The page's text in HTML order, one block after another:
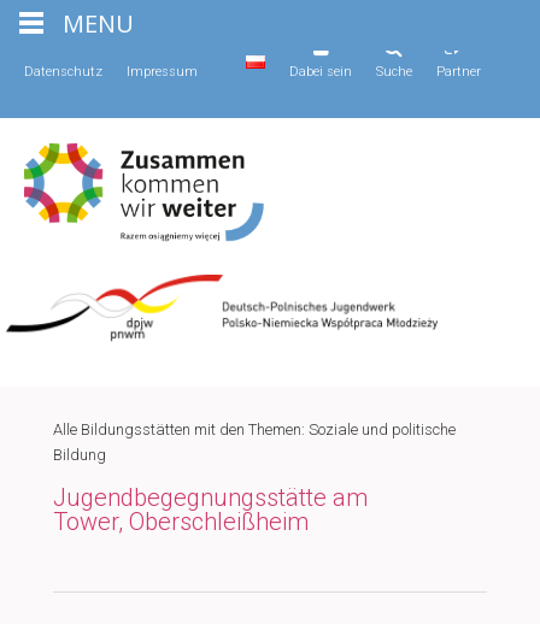
Datenschutz Impressum Dabei sein Suche Partner
Alle Bildungsstätten mit den Themen: Soziale und politische
Bildung
Jugendbegegnungsstätte am
Tower, Oberschleißheim
MENU